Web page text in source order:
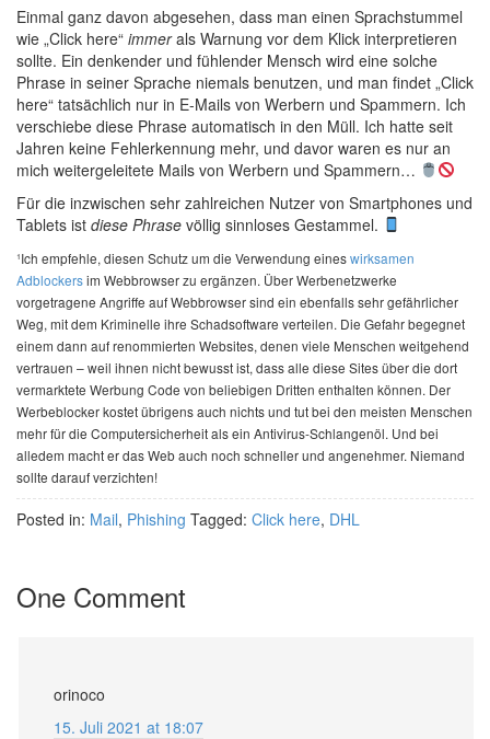
Einmal ganz davon abgesehen, dass man einen Sprachstummel
wie „Click here“ immerals Warnung vor dem Klick interpretieren
sollte. Ein denkender und fühlender Mensch wird eine solche
Phrase in seiner Sprache niemals benutzen, und man findet „Click
here“ tatsächlich nur in E-Mails von Werbern und Spammern. Ich
verschiebe diese Phrase automatisch in den Müll. Ich hatte seit
Jahren keine Fehlerkennung mehr, und davor waren es nur an
mich weitergeleitete Mails von Werbern und Spammern…
Für die inzwischen sehr zahlreichen Nutzer von Smartphones und
Tablets ist diese Phrase völlig sinnloses Gestammel.
¹Ich empfehle, diesen Schutz um die Verwendung eineswirksamen
Adblockersim Webbrowser zu ergänzen. Über Werbenetzwerke
vorgetragene Angriffe auf Webbrowser sind ein ebenfalls sehr gefährlicher
Weg, mit dem Kriminelle ihre Schadsoftware verteilen. Die Gefahr begegnet
einem dann auf renommierten Websites, denen viele Menschen weitgehend
vertrauen – weil ihnen nicht bewusst ist, dass alle diese Sites über die dort
vermarktete Werbung Code von beliebigen Dritten enthalten können. Der
Werbeblocker kostet übrigens auch nichts und tut bei den meisten Menschen
mehr für die Computersicherheit als ein Antivirus-Schlangenöl. Und bei
alledem macht er das Web auch noch schneller und angenehmer. Niemand
sollte darauf verzichten!
Posted in: Mail, Phishing Tagged: Click here, DHL
One Comment
orinoco
15. Juli 2021 at 18:07